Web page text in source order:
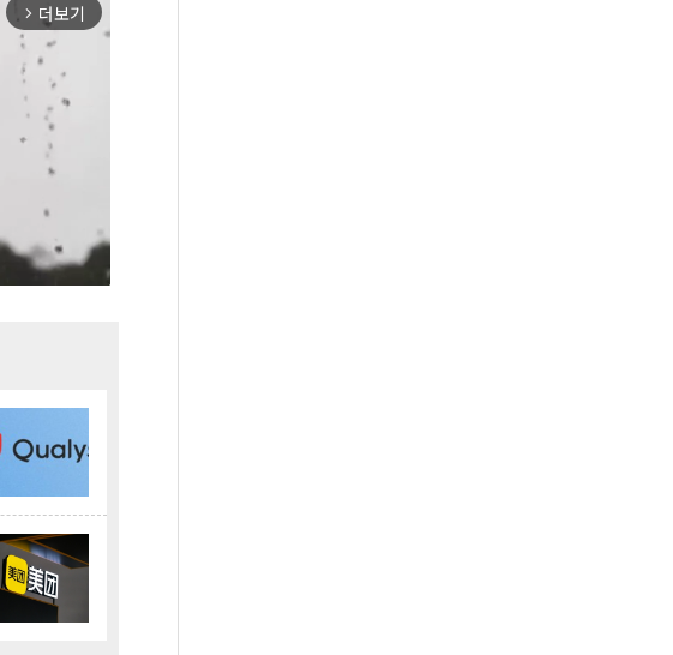
arrow_forward_ios 더보기